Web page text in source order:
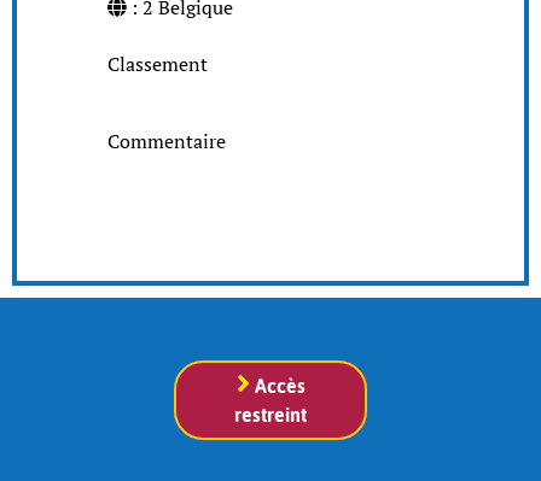
: 2 Belgique
Classement
Commentaire
Accès
restreint